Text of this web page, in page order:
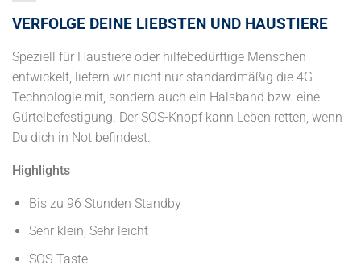
VERFOLGE DEINE LIEBSTEN UND HAUSTIERE
Speziell für Haustiere oder hilfebedürftige Menschen
entwickelt, liefern wir nicht nur standardmäßig die 4G
Technologie mit, sondern auch ein Halsband bzw. eine
Gürtelbefestigung. Der SOS-Knopf kann Leben retten, wenn
Du dich in Not befindest.
Highlights
Bis zu 96 Stunden Standby
Sehr klein, Sehr leicht
SOS-Taste